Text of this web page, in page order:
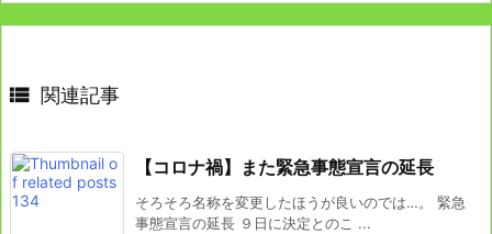
 関連記事
【コロナ禍】また緊急事態宣言の延長
そろそろ名称を変更したほうが良いのでは…。 緊急
事態宣言の延長 ９日に決定とのこ ...